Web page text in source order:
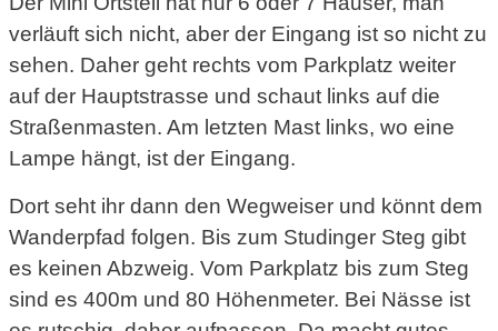
verläuft sich nicht, aber der Eingang ist so nicht zu
sehen. Daher geht rechts vom Parkplatz weiter
auf der Hauptstrasse und schaut links auf die
Straßenmasten. Am letzten Mast links, wo eine
Lampe hängt, ist der Eingang.
Dort seht ihr dann den Wegweiser und könnt dem
Wanderpfad folgen. Bis zum Studinger Steg gibt
es keinen Abzweig. Vom Parkplatz bis zum Steg
sind es 400m und 80 Höhenmeter. Bei Nässe ist